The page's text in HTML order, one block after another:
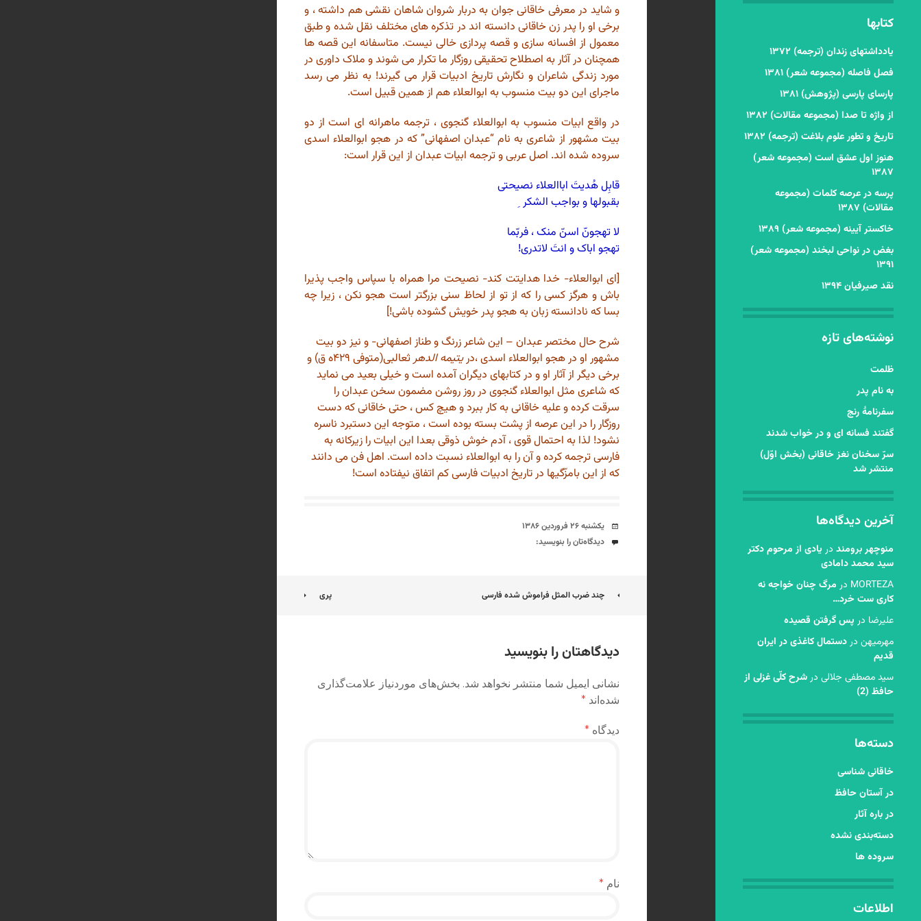
کتابها
یادداشتهای زندان (ترجمه) ۱۳۷۲
فصل فاصله (مجموعه شعر) ۱۳۸۱
پارسای پارسی (پژوهش) ۱۳۸۱
از واژه تا صدا (مجموعه مقالات) ۱۳۸۲
تاریخ و تطور علوم بلاغت (ترجمه) ۱۳۸۲
هنوز اول عشق است (مجموعه شعر)
۱۳۸۷
پرسه در عرصه کلمات (مجموعه
مقالات) ۱۳۸۷
خاکستر آیینه (مجموعه شعر) ۱۳۸۹
بغض در نواحی لبخند (مجموعه شعر)
۱۳۹۱
نقد صیرفیان ۱۳۹۴
نوشته‌های تازه
ظلمت
به نام پدر
سفرنامۀ رنج
گفتند فسانه ای و در خواب شدند
سرّ سخنان نغز خاقانی (بخش اوّل)
منتشر شد
آخرین دیدگاه‌ها
منوچهر برومند در یادی از مرحوم دکتر
سید محمد دامادی
MORTEZA در مرگ چنان خواجه نه
کاری ست خرد…
عليرضا در پس گرفتن قصیده
مهرمیهن دردستمال کاغذی در ایران
قدیم
سید مصطفی جلالی درشرح کلّی غزلی از
حافظ (2)
دسته‌ها
خاقانی شناسی
در آستان حافظ
در باره آثار
دسته‌بندی نشده
سروده ها
اطلاعات
و شاید در معرفی خاقانی جوان به دربار شروان شاهان نقشی هم داشته ، و
برخی او را پدر زن خاقانی دانسته اند در تذکره های مختلف نقل شده و طبق
معمول از افسانه سازی و قصه پردازی خالی نیست. متاسفانه این قصه ها
همچنان در آثار به اصطلاح تحقیقی روزگار ما تکرار می شوند و ملاک داوری در
مورد زندگی شاعران و نگارش تاریخ ادبیات قرار می گیرند! به نظر می رسد
ماجرای این دو بیت منسوب به ابوالعلاء هم از همین قبیل است.
در واقع ابیات منسوب به ابوالعلاء گنجوی ، ترجمه ماهرانه ای است از دو
بیت مشهور از شاعری به نام “عبدان اصفهانی” که در هجو ابوالعلاء اسدی
سروده شده اند. اصل عربی و ترجمه ابیات عبدان از این قرار است:
قابِل هُدیتَ اباالعلاء نصیحتی
بقبولها و بواجب الشکر ِ
لا تهجونّ اسنّ منک ، فربّما
تهجو اباک و انتَ لاتدری!
[ای ابوالعلاء- خدا هدایتت کند- نصیحت مرا همراه با سپاس واجب پذیرا
باش و هرگز کسی را که از تو از لحاظ سنی بزرگتر است هجو نکن ، زیرا چه
بسا که نادانسته زبان به هجو پدر خویش گشوده باشی!]
شرح حال مختصر عبدان – این شاعر زرنگ و طناز اصفهانی- و نیز دو بیت
مشهور او در هجو ابوالعلاء اسدی ،دریتیمه الدهر
ثعالبی(متوفی ۴۲۹ه ق) و
برخی دیگر از آثار او و در کتابهای دیگران آمده است و خیلی بعید می نماید
که شاعری مثل ابوالعلاء گنجوی در روز روشن مضمون سخن عبدان را
سرقت کرده و علیه خاقانی به کار ببرد و هیچ کس ، حتی خاقانی که دست
روزگار را در این عرصه از پشت بسته بوده است ، متوجه این دستبرد ناسره
نشود! لذا به احتمال قوی ، آدم خوش ذوقی بعدا این ابیات را زیرکانه به
فارسی ترجمه کرده و آن را به ابوالعلاء نسبت داده است. اهل فن می دانند
که از این بامزّگیها در تاریخ ادبیات فارسی کم اتفاق نیفتاده است!
تاریخ
یکشنبه ۲۶ فروردین ۱۳۸۶
دیدگاه‌ها
دیدگاه‌تان را بنویسید:
ناوبری
چند ضرب المثل فراموش شده فارسی پری
دیدگاهتان را بنویسید
نشانی ایمیل شما منتشر نخواهد شد. بخش‌های موردنیاز علامت‌گذاری
شده‌اند *
دیدگاه *
نام *